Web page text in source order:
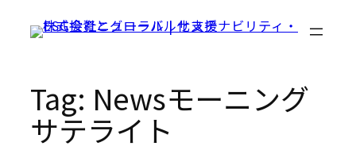
Tag: Newsモーニング
サテライト